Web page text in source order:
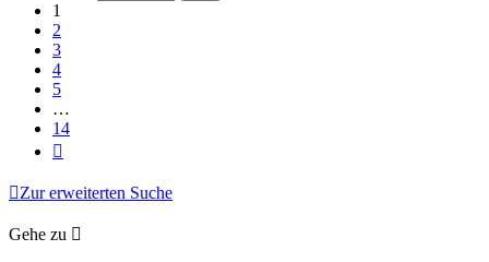
1
2
3
4
5
…
14
Zur erweiterten Suche
Gehe zu